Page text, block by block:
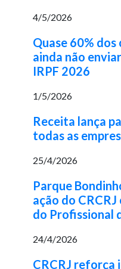
4/5/2026
Quase 60%
ainda não
IRPF 2026
1/5/2026
Receita lança
todas as
25/4/2026
Parque
ação do
do Profissional
24/4/2026
CRCRJ